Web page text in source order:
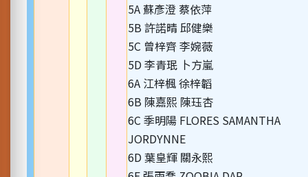
5A 蘇彥澄 蔡依萍
5B 許諾晴 邱健樂
5C 曾梓齊 李婉薇
5D 李青珉 卜方嵐
6A 江梓楓 徐梓韜
6B 陳嘉熙 陳珏杏
6C 季明陽 FLORES SAMANTHA
JORDYNNE
6D 葉皇輝 關永熙